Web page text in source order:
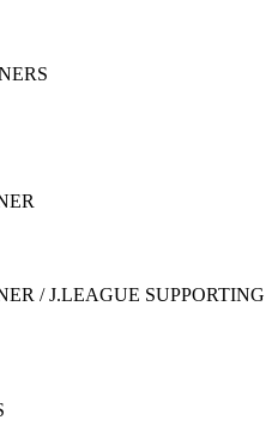
/ J.LEAGUE SUPPORTING